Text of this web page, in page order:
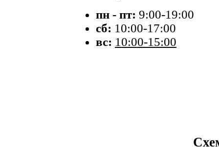
пн - пт: 9:00-19:00
сб: 10:00-17:00
вс: 10:00-15:00